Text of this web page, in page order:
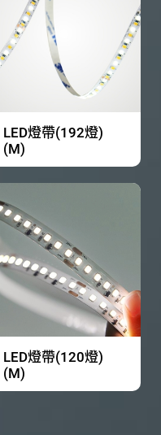
LED燈帶(192燈)
(M)
LED燈帶(120燈)
(M)